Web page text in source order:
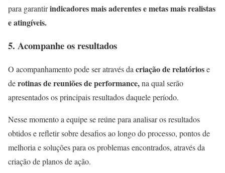
para garantirindicadores mais aderentes e metas mais realistas
e atingíveis.
5. Acompanhe os resultados
O acompanhamento pode ser através da criação de relatóriose
derotinas de reuniões de performance,na qual serão
apresentados os principais resultados daquele período.
Nesse momento a equipe se reúne para analisar os resultados
obtidos e refletir sobre desafios ao longo do processo, pontos de
melhoria e soluções para os problemas encontrados, através da
criação de planos de ação.